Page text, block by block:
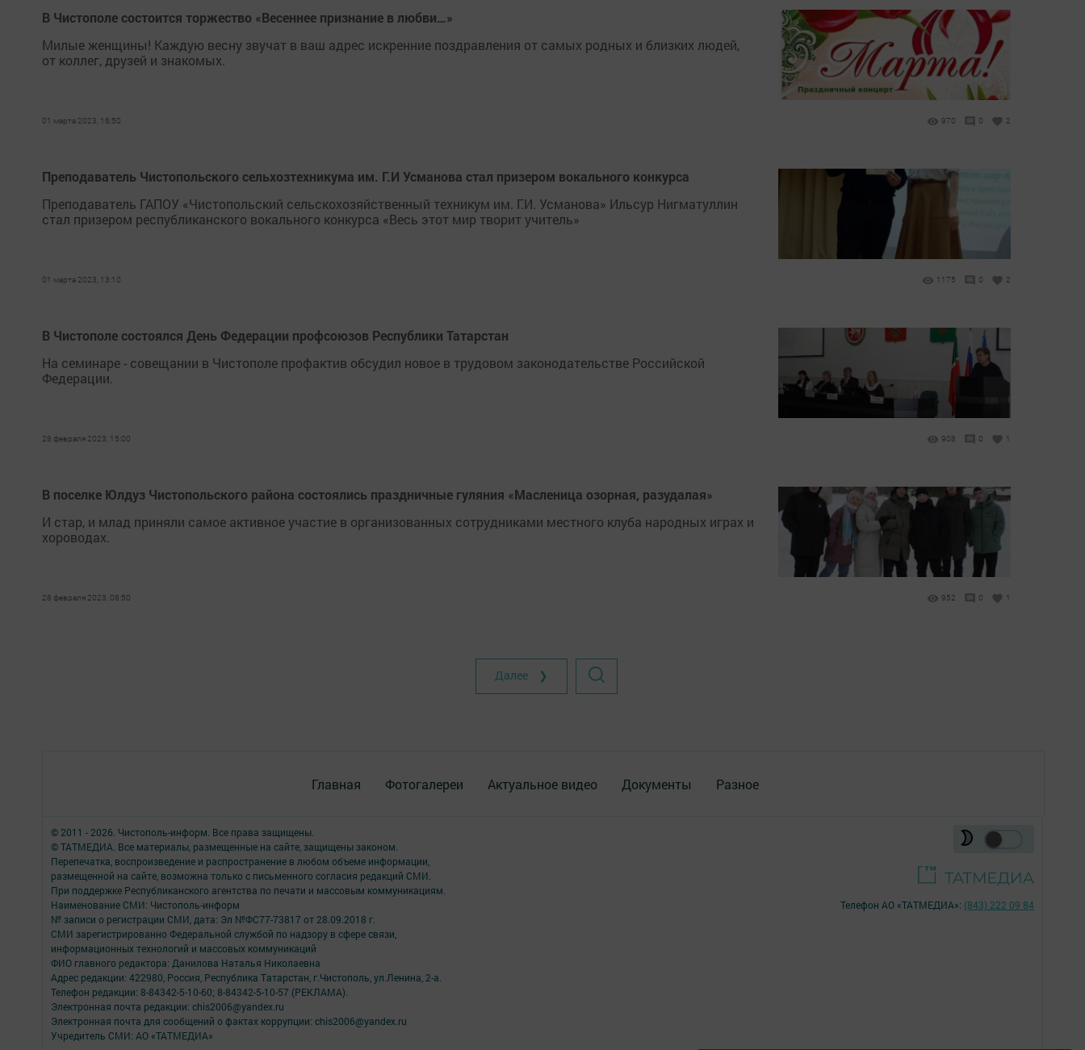
В Чистополе состоится торжество «Весеннее признание в любви…»
Милые женщины! Каждую весну звучат в ваш адрес искренние поздравления от самых родных и близких людей,
от коллег, друзей и знакомых.
01 марта 2023, 16:50 970 0 2
Преподаватель Чистопольского сельхозтехникума им. Г.И Усманова стал призером вокального конкурса
Преподаватель ГАПОУ «Чистопольский сельскохозяйственный техникум им. Г.И. Усманова» Ильсур Нигматуллин
стал призером республиканского вокального конкурса «Весь этот мир творит учитель»
01 марта 2023, 13:10 1175 0 2
В Чистополе состоялся День Федерации профсоюзов Республики Татарстан
На семинаре - совещании в Чистополе профактив обсудил новое в трудовом законодательстве Российской
Федерации.
28 февраля 2023, 15:00 908 0 1
В поселке Юлдуз Чистопольского района состоялись праздничные гуляния «Масленица озорная, разудалая»
И стар, и млад приняли самое активное участие в организованных сотрудниками местного клуба народных играх и
хороводах.
28 февраля 2023, 08:50 952 0 1
Далее ❯
Главная Фотогалереи Актуальное видео Документы Разное
© 2011 - 2026. Чистополь-информ. Все права защищены.
© ТАТМЕДИА. Все материалы, размещенные на сайте, защищены законом.
Перепечатка, воспроизведение и распространение в любом объеме информации,
размещенной на сайте, возможна только с письменного согласия редакций СМИ.
При поддержке Республиканского агентства по печати и массовым коммуникациям.
Наименование СМИ: Чистополь-информ
№ записи о регистрации СМИ, дата: Эл №ФС77-73817 от 28.09.2018 г.
СМИ зарегистрированно Федеральной службой по надзору в сфере связи,
информационных технологий и массовых коммуникаций
ФИО главного редактора: Данилова Наталья Николаевна
Адрес редакции: 422980, Россия, Республика Татарстан, г.Чистополь, ул.Ленина, 2-а.
Телефон редакции: 8-84342-5-10-60; 8-84342-5-10-57 (РЕКЛАМА).
Электронная почта редакции: chis2006@yandex.ru
Электронная почта для сообщений о фактах коррупции: chis2006@yandex.ru
Учредитель СМИ: АО «ТАТМЕДИА»
Телефон АО «ТАТМЕДИА»: (843) 222 09 84